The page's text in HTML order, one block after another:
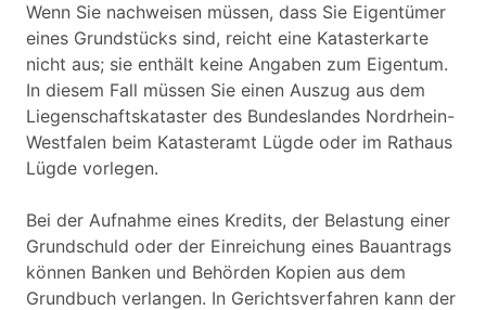
Wenn Sie nachweisen müssen, dass Sie Eigentümer
eines Grundstücks sind, reicht eine Katasterkarte
nicht aus; sie enthält keine Angaben zum Eigentum.
In diesem Fall müssen Sie einen Auszug aus dem
Liegenschaftskataster des Bundeslandes Nordrhein-
Westfalen beim Katasteramt Lügde oder im Rathaus
Lügde vorlegen.
Bei der Aufnahme eines Kredits, der Belastung einer
Grundschuld oder der Einreichung eines Bauantrags
können Banken und Behörden Kopien aus dem
Grundbuch verlangen. In Gerichtsverfahren kann der